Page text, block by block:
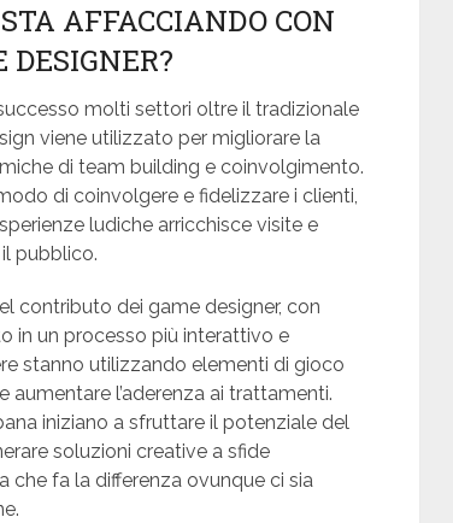
AFFACCIANDO CON
DESIGNER?
molti settori oltre il tradizionale
viene utilizzato per migliorare la
di team building e coinvolgimento.
di coinvolgere e fidelizzare i clienti,
ludiche arricchisce visite e
pubblico.
contributo dei game designer, con
in un processo più interattivo e
stanno utilizzando elementi di gioco
aumentare l’aderenza ai trattamenti.
iniziano a sfruttare il potenziale del
soluzioni creative a sfide
che fa la differenza ovunque ci sia